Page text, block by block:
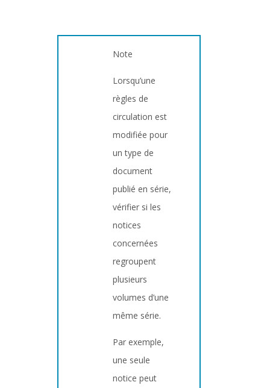
Note
Lorsqu’une
règles de
circulation est
modifiée pour
un type de
document
publié en série,
vérifier si les
notices
concernées
regroupent
plusieurs
volumes d’une
même série.
Par exemple,
une seule
notice peut